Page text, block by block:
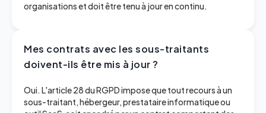
organisations et doit être tenu à jour en continu.
Mes contrats avec les sous-traitants
doivent-ils être mis à jour ?
Oui. L'article 28 du RGPD impose que tout recours à un
sous-traitant, hébergeur, prestataire informatique ou